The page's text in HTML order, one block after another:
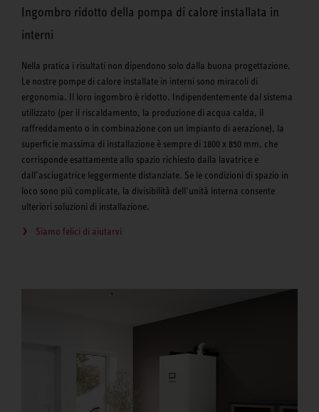
Ingombro ridotto della pompa di calore installata in
interni
Nella pratica i risultati non dipendono solo dalla buona progettazione.
Le nostre pompe di calore installate in interni sono miracoli di
ergonomia. Il loro ingombro è ridotto. Indipendentemente dal sistema
utilizzato (per il riscaldamento, la produzione di acqua calda, il
raffreddamento o in combinazione con un impianto di aerazione), la
superficie massima di installazione è sempre di 1800 x 850 mm, che
corrisponde esattamente allo spazio richiesto dalla lavatrice e
dall’asciugatrice leggermente distanziate. Se le condizioni di spazio in
loco sono più complicate, la divisibilità dell’unità interna consente
ulteriori soluzioni di installazione.
Siamo felici di aiutarvi